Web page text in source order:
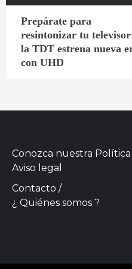
Prepárate para
resintonizar tu
la TDT estrena nueva
con UHD
Conozca nuestra
Aviso legal
Contacto /
¿ Quiénes somos ?